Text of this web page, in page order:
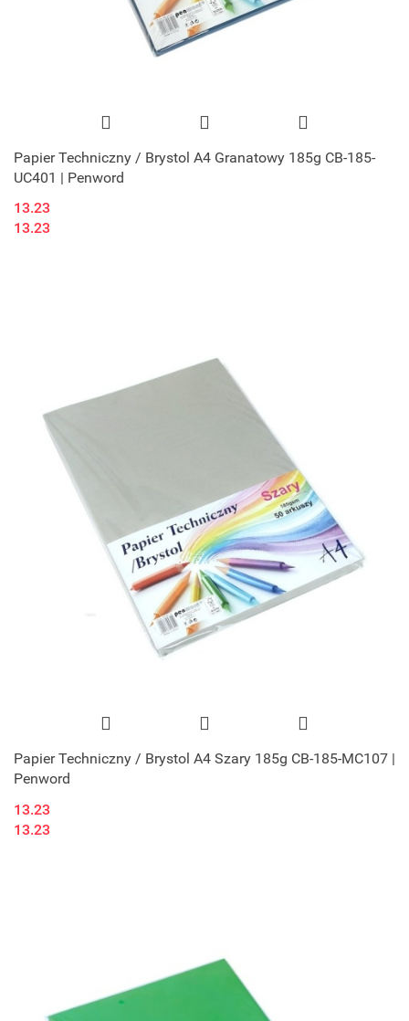
Papier Techniczny / Brystol A4 Granatowy 185g CB-185-
UC401 | Penword
13.23
13.23
Papier Techniczny / Brystol A4 Szary 185g CB-185-MC107 |
Penword
13.23
13.23